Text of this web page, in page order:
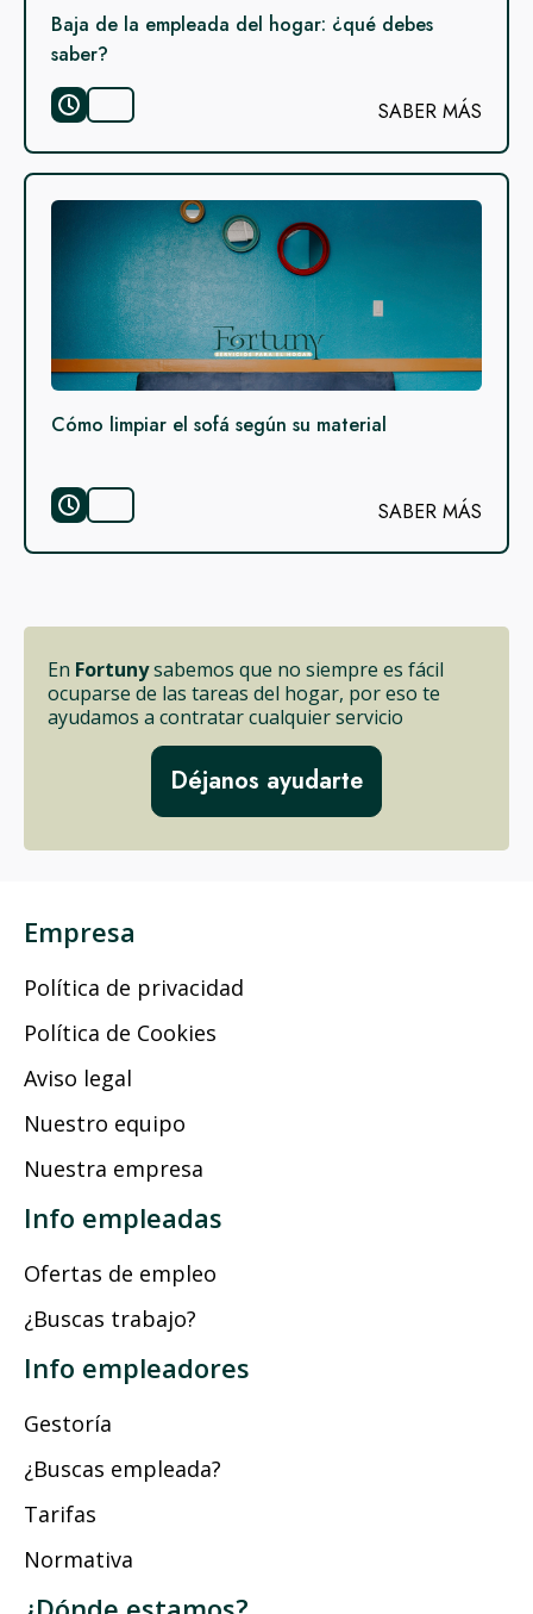
Baja de la empleada del hogar: ¿qué debes
saber?
SABER MÁS
Cómo limpiar el sofá según su material
SABER MÁS
En Fortunysabemos que no siempre es fácil
ocuparse de las tareas del hogar, por eso te
ayudamos a contratar cualquier servicio
Déjanos ayudarte
Empresa
Política de privacidad
Política de Cookies
Aviso legal
Nuestro equipo
Nuestra empresa
Info empleadas
Ofertas de empleo
¿Buscas trabajo?
Info empleadores
Gestoría
¿Buscas empleada?
Tarifas
Normativa